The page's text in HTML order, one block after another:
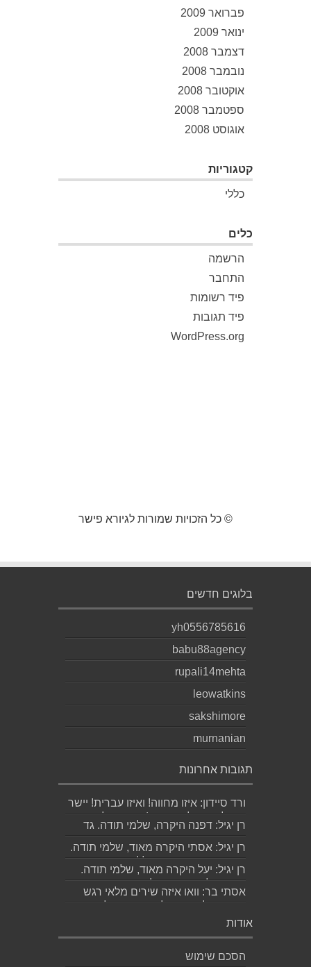
פברואר 2009
ינואר 2009
דצמבר 2008
נובמבר 2008
אוקטובר 2008
ספטמבר 2008
אוגוסט 2008
קטגוריות
כללי
כלים
הרשמה
התחבר
פיד רשומות
פיד תגובות
WordPress.org
© כל הזכויות שמורות לגיורא פישר
בלוגים חדשים
yh0556785616
babu88agency
rupali14mehta
leowatkins
sakshimore
murnanian
תגובות אחרונות
ורד סיידון: איזו מחווה! ואיזו עברית! יישר
כוח לכותב ולאהובתו :) שבת שלום...
רן יגיל: דפנה היקרה, שלמי תודה. גד
הוא אכן משורר איכותי ביותר. אמסור...
רן יגיל: אסתי היקרה מאוד, שלמי תודה.
ניכר כי השירים דיברו לליבך. אמסו...
רן יגיל: יעל היקרה מאוד, שלמי תודה.
אמסור לגד. שבת שלום. רן...
אסתי בר: וואו איזה שירים מלאי רגש
ותשוקה לאהובה ולאהבה הגדולה
ה,בלתי...
אודות
הסכם שימוש